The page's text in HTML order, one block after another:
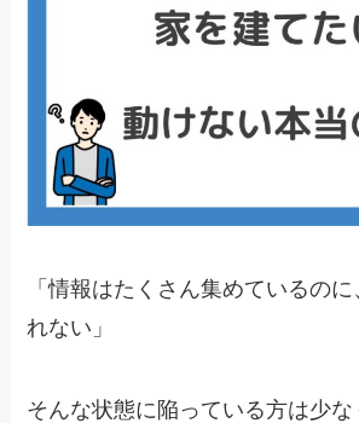
「情報はたくさん集めているの
れない」
そんな状態に陥っている方は少な